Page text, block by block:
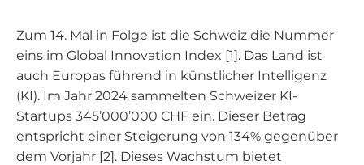
Zum 14. Mal in Folge ist die Schweiz die Nummer
eins im Global Innovation Index [1]. Das Land ist
auch Europas führend in künstlicher Intelligenz
(KI). Im Jahr 2024 sammelten Schweizer KI-
Startups 345’000’000 CHF ein. Dieser Betrag
entspricht einer Steigerung von 134% gegenüber
dem Vorjahr [2]. Dieses Wachstum bietet